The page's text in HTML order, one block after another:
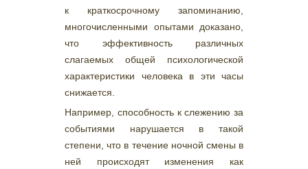
к краткосрочному запоминанию,
многочисленными опытами доказано,
что эффективность различных
слагаемых общей психологической
характеристики человека в эти часы
снижается.
Например, способность к слежению за
событиями нарушается в такой
степени, что в течение ночной смены в
ней происходят изменения как